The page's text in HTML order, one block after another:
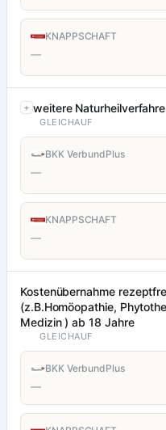
KNAPPSCHAFT
—
weitere
GLEICHAUF
BKK VerbundPlus
—
KNAPPSCHAFT
—
Kostenübernahme
(z.B.Homöopathie,
Medizin ) ab 18 Jahre
GLEICHAUF
BKK VerbundPlus
—